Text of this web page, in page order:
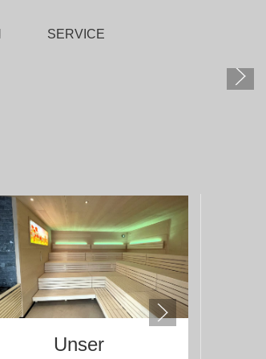
SERVICE
Unser